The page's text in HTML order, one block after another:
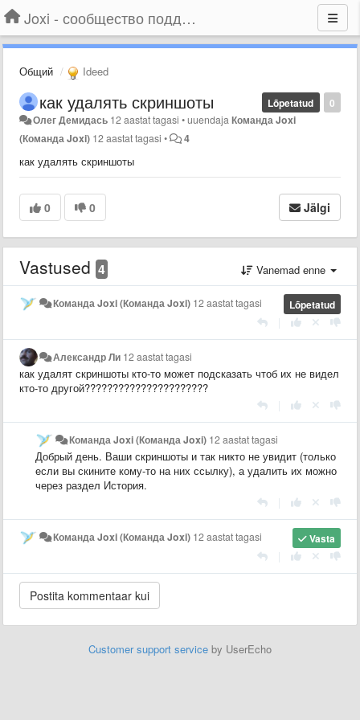
Joxi - сообщество поддержки
Общий Ideed
0
Lõpetatud
как удалять скриншоты
Олег Демидась 12 aastat tagasi •uuendajaКоманда Joxi
(Команда Joxi) 12 aastat tagasi • 4
как удалять скриншоты
0 0 Jälgi
Vastused 4 Vanemad enne
Lõpetatud
Команда Joxi (Команда Joxi) 12 aastat tagasi
Александр Ли 12 aastat tagasi
как удалят скриншоты кто-то может подсказать чтоб их не видел
кто-то другой??????????????????????
Команда Joxi (Команда Joxi) 12 aastat tagasi
Добрый день. Ваши скриншоты и так никто не увидит (только
если вы скините кому-то на них ссылку), а удалить их можно
через раздел История.
Vasta
Команда Joxi (Команда Joxi) 12 aastat tagasi
Customer support service by UserEcho